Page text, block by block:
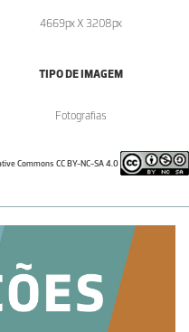
4669px X 3208px
TIPO DE IMAGEM
Fotografias
Commons CC BY-NC-SA 4.0